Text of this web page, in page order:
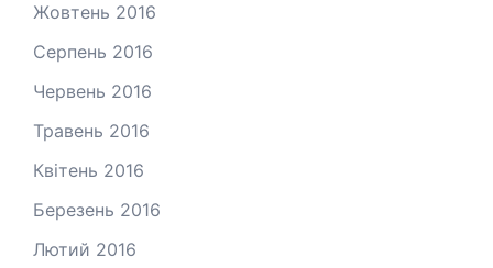
Жовтень 2016
Серпень 2016
Червень 2016
Травень 2016
Квітень 2016
Березень 2016
Лютий 2016